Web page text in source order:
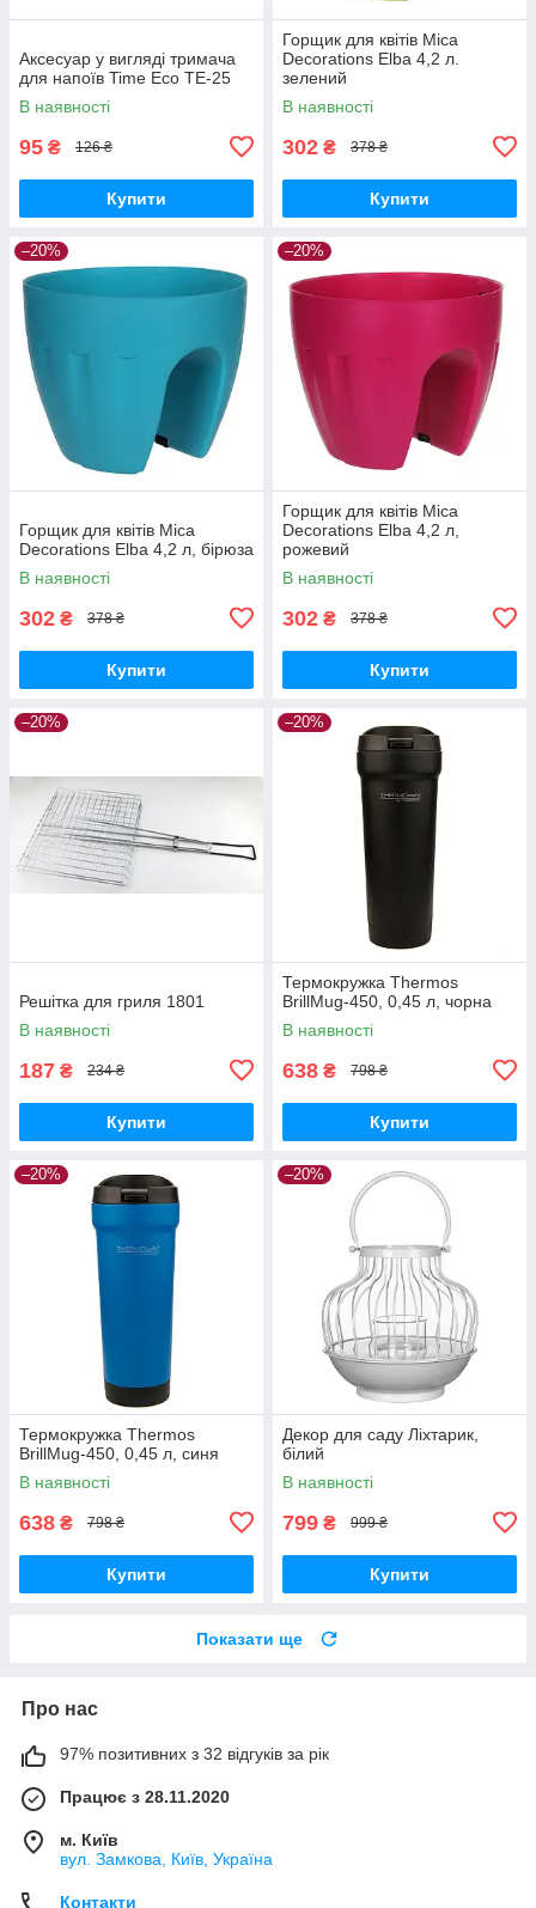
Аксесуар у вигляді тримача
для напоїв Time Eco TE-25
В наявності
95 ₴ 126 ₴
Купити
Горщик для квітів Mica
Decorations Elba 4,2 л.
зелений
В наявності
302 ₴ 378 ₴
Купити
–20%
Горщик для квітів Mica
Decorations Elba 4,2 л, бірюза
В наявності
302 ₴ 378 ₴
Купити
–20%
Горщик для квітів Mica
Decorations Elba 4,2 л,
рожевий
В наявності
302 ₴ 378 ₴
Купити
–20%
Решітка для гриля 1801
В наявності
187 ₴ 234 ₴
Купити
–20%
Термокружка Thermos
BrillMug-450, 0,45 л, чорна
В наявності
638 ₴ 798 ₴
Купити
–20%
Термокружка Thermos
BrillMug-450, 0,45 л, синя
В наявності
638 ₴ 798 ₴
Купити
–20%
Декор для саду Ліхтарик,
білий
В наявності
799 ₴ 999 ₴
Купити
Показати ще
Про нас
97% позитивних з 32 відгуків за рік
Працює з 28.11.2020
м. Київ
вул. Замкова, Київ, Україна
Контакти